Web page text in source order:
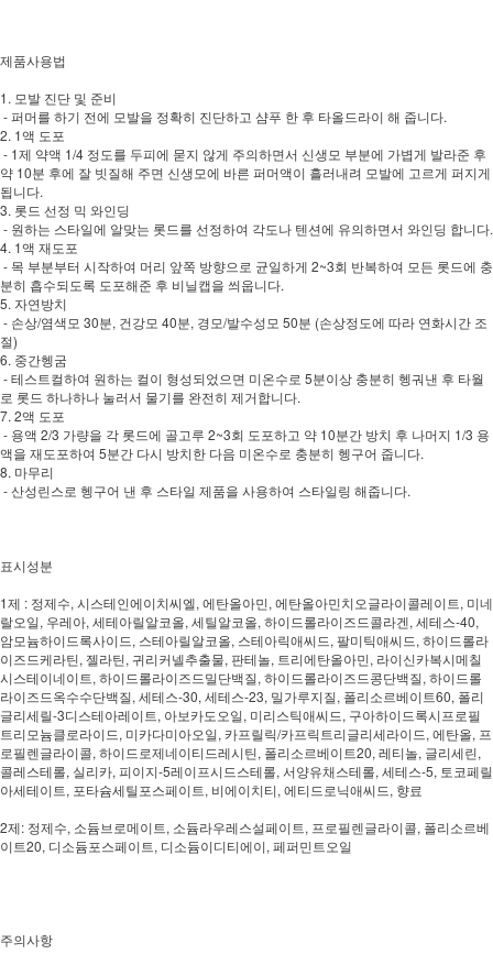
제품사용법
1. 모발 진단 및 준비
- 퍼머를 하기 전에 모발을 정확히 진단하고 샴푸 한 후 타올드라이 해 줍니다.
2. 1액 도포
- 1제 약액 1/4 정도를 두피에 묻지 않게 주의하면서 신생모 부분에 가볍게 발라준 후
약 10분 후에 잘 빗질해 주면 신생모에 바른 퍼머액이 흘러내려 모발에 고르게 퍼지게
됩니다.
3. 롯드 선정 믹 와인딩
- 원하는 스타일에 알맞는 롯드를 선정하여 각도나 텐션에 유의하면서 와인딩 합니다.
4. 1액 재도포
- 목 부분부터 시작하여 머리 앞쪽 방향으로 균일하게 2~3회 반복하여 모든 롯드에 충
분히 흡수되도록 도포해준 후 비닐캡을 씌웁니다.
5. 자연방치
- 손상/염색모 30분, 건강모 40분, 경모/발수성모 50분 (손상정도에 따라 연화시간 조
절)
6. 중간헹굼
- 테스트컬하여 원하는 컬이 형성되었으면 미온수로 5분이상 충분히 헹궈낸 후 타월
로 롯드 하나하나 눌러서 물기를 완전히 제거합니다.
7. 2액 도포
- 용액 2/3 가량을 각 롯드에 골고루 2~3회 도포하고 약 10분간 방치 후 나머지 1/3 용
액을 재도포하여 5분간 다시 방치한 다음 미온수로 충분히 헹구어 줍니다.
8. 마무리
- 산성린스로 헹구어 낸 후 스타일 제품을 사용하여 스타일링 해줍니다.
표시성분
1제 : 정제수, 시스테인에이치씨엘, 에탄올아민, 에탄올아민치오글라이콜레이트, 미네
랄오일, 우레아, 세테아릴알코올, 세틸알코올, 하이드롤라이즈드콜라겐, 세테스-40,
암모늄하이드록사이드, 스테아릴알코올, 스테아릭애씨드, 팔미틱애씨드, 하이드롤라
이즈드케라틴, 젤라틴, 귀리커넬추출물, 판테놀, 트리에탄올아민, 라이신카복시메칠
시스테이네이트, 하이드롤라이즈드밀단백질, 하이드롤라이즈드콩단백질, 하이드롤
라이즈드옥수수단백질, 세테스-30, 세테스-23, 밀가루지질, 폴리소르베이트60, 폴리
글리세릴-3디스테아레이트, 아보카도오일, 미리스틱애씨드, 구아하이드록시프로필
트리모늄클로라이드, 미카다미아오일, 카프릴릭/카프릭트리글리세라이드, 에탄올, 프
로필렌글라이콜, 하이드로제네이티드레시틴, 폴리소르베이트20, 레티놀, 글리세린,
콜레스테롤, 실리카, 피이지-5레이프시드스테롤, 서양유채스테롤, 세테스-5, 토코페릴
아세테이트, 포타슘세틸포스페이트, 비에이치티, 에티드로닉애씨드, 향료
2제: 정제수, 소듐브로메이트, 소듐라우레스설페이트, 프로필렌글라이콜, 폴리소르베
이트20, 디소듐포스페이트, 디소듐이디티에이, 페퍼민트오일
주의사항